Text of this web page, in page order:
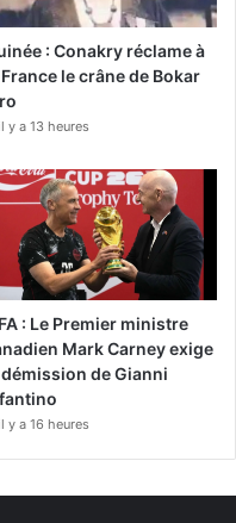
: Conakry réclame à
le crâne de Bokar
y a 13 heures
: Le Premier ministre
Mark Carney exige
démission de Gianni
y a 16 heures